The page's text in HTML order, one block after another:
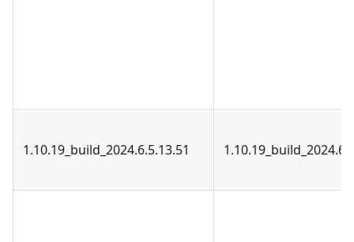
1.10.19_build_2024.6.5.13.51